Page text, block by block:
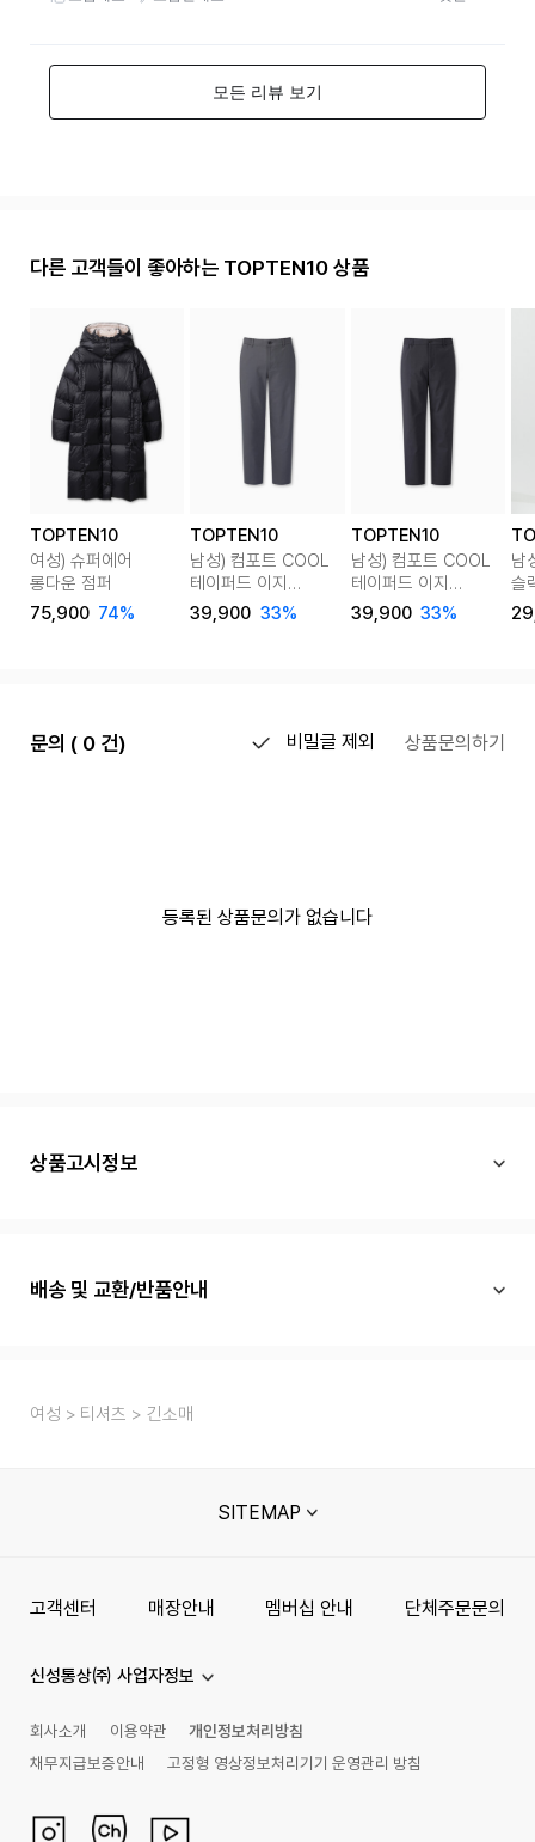
다른 고객들이 좋아하는 TOPTEN10 상품
TOPTEN10
여성) 슈퍼에어
롱다운 점퍼
75,900 74%
TOPTEN10
남성) 컴포트 COOL
테이퍼드 이지
슬랙스
39,900 33%
TOPTEN10
남성) 컴포트 COOL
테이퍼드 이지
슬랙스
39,900 33%
남
슬
문의 ( 0 건) 비밀글 제외 상품문의하기
등록된 상품문의가 없습니다
상품고시정보
배송 및 교환/반품안내
여성 티셔츠 긴소매
SITEMAP
고객센터 매장안내 멤버십 안내 단체주문문의
신성통상㈜ 사업자정보
회사소개 이용약관
개인정보처리방침
채무지급보증안내
고정형 영상정보처리기기 운영관리 방침